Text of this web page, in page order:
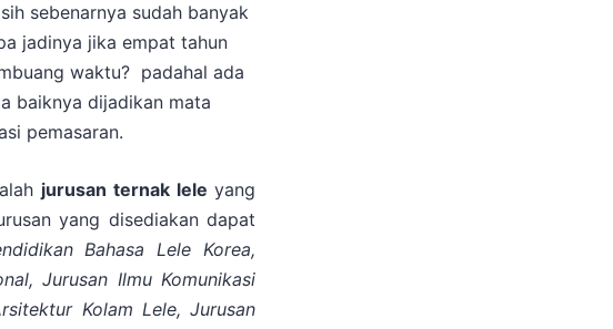
sebenarnya sudah banyak
jadinya jika empat tahun
waktu? padahal ada
baiknya dijadikan mata
pemasaran.
jurusan ternak lele yang
yang disediakan dapat
Bahasa Lele Korea,
Jurusan Ilmu Komunikasi
Kolam Lele, Jurusan